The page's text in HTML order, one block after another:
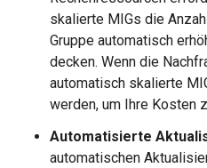
skalierte MIGs die
Gruppe automatisch
decken. Wenn die
automatisch skalierte
werden, um Ihre Kosten
Automatisierte
automatischen